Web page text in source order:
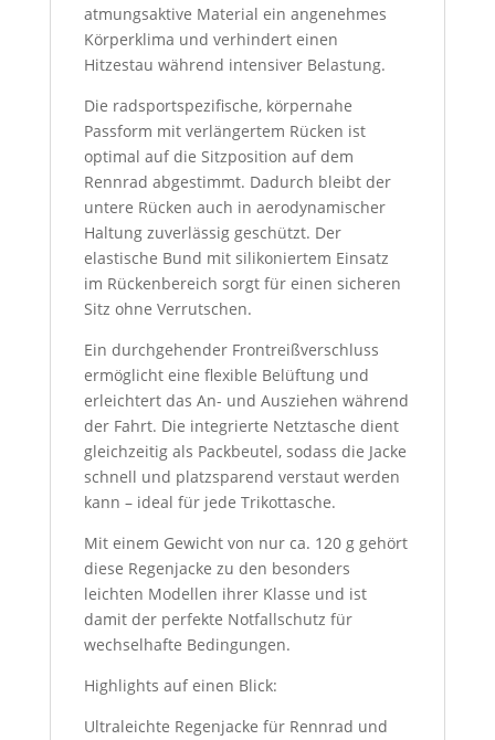
atmungsaktive Material ein angenehmes
Körperklima und verhindert einen
Hitzestau während intensiver Belastung.
Die radsportspezifische, körpernahe
Passform mit verlängertem Rücken ist
optimal auf die Sitzposition auf dem
Rennrad abgestimmt. Dadurch bleibt der
untere Rücken auch in aerodynamischer
Haltung zuverlässig geschützt. Der
elastische Bund mit silikoniertem Einsatz
im Rückenbereich sorgt für einen sicheren
Sitz ohne Verrutschen.
Ein durchgehender Frontreißverschluss
ermöglicht eine flexible Belüftung und
erleichtert das An- und Ausziehen während
der Fahrt. Die integrierte Netztasche dient
gleichzeitig als Packbeutel, sodass die Jacke
schnell und platzsparend verstaut werden
kann – ideal für jede Trikottasche.
Mit einem Gewicht von nur ca. 120 g gehört
diese Regenjacke zu den besonders
leichten Modellen ihrer Klasse und ist
damit der perfekte Notfallschutz für
wechselhafte Bedingungen.
Highlights auf einen Blick:
Ultraleichte Regenjacke für Rennrad und